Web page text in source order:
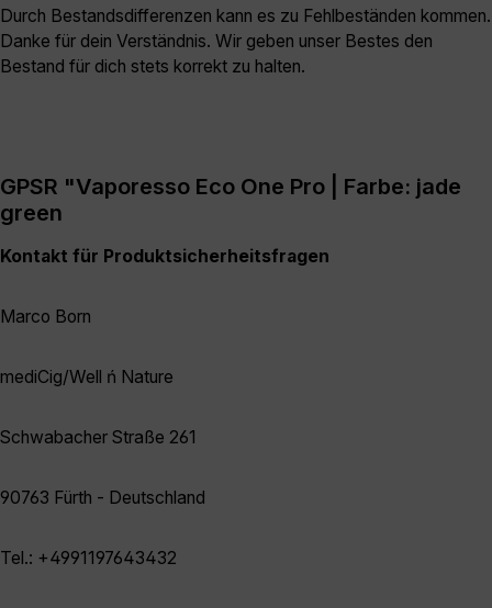
Durch Bestandsdifferenzen kann es zu Fehlbeständen kommen.
Danke für dein Verständnis. Wir geben unser Bestes den
Bestand für dich stets korrekt zu halten.
GPSR "Vaporesso Eco One Pro | Farbe: jade
green
Kontakt für Produktsicherheitsfragen
Marco Born
mediCig/Well ń Nature
Schwabacher Straße 261
90763 Fürth - Deutschland
Tel.: +4991197643432